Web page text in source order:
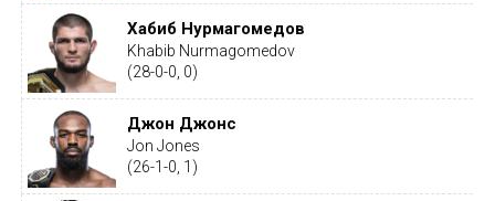
Хабиб Нурмагомедов
Khabib Nurmagomedov
(28-0-0, 0)
Джон Джонс
Jon Jones
(26-1-0, 1)